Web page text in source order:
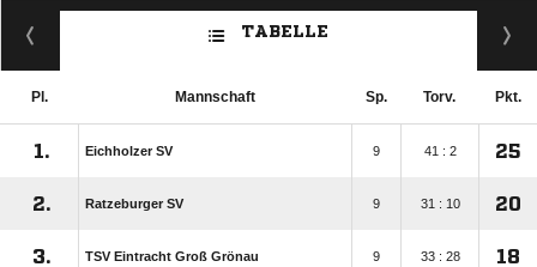
TABELLE
Pl. Mannschaft Sp. Torv. Pkt.
1. Eichholzer SV 9 41 : 2 25
2. Ratzeburger SV 9 31 : 10 20
3. TSV Eintracht Groß Grönau 9 33 : 28 18